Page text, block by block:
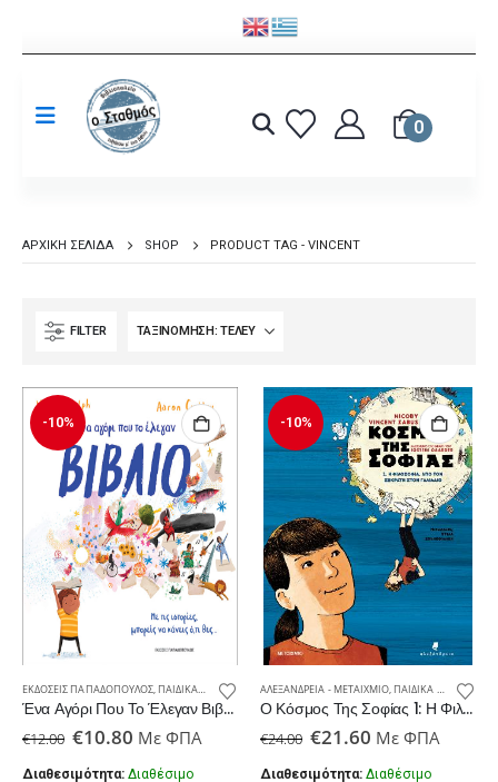
0
ΑΡΧΙΚΉ ΣΕΛΊΔΑ SHOP PRODUCT TAG - VINCENT
FILTER
-10%
ΕΚΔΌΣΕΙΣ ΠΑΠΑΔΌΠΟΥΛΟΣ, ΠΑΙΔΙΚΆ ΒΙΒΛΊΑ
Ένα Αγόρι Που Το Έλεγαν Βιβλίο
€12.00 Original
was:
€10.80Η
τιμή
Με ΦΠΑ
Διαθεσιμότητα: Διαθέσιμο
-10%
ΑΛΕΞΆΝΔΡΕΙΑ - ΜΕΤΑΊΧΜΙΟ, ΠΑΙΔΙΚΆ ΒΙΒΛΊΑ
Ο Κόσμος Της Σοφίας 1: Η Φιλοσοφία Από Τον Σωκράτη Στον Γαλιλαίο
€24.00 Original
was:
€21.60Η
τιμή
Με ΦΠΑ
Διαθεσιμότητα: Διαθέσιμο